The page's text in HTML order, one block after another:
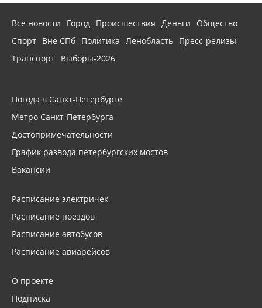
Все новости Город Происшествия Деньги
Общество
Спорт Вне СПб Политика Ленобласть Пресс-релизы
Транспорт Выборы-2026
Погода в Санкт-Петербурге
Метро Санкт-Петербурга
Достопримечательности
График развода петербургских мостов
Вакансии
Расписание электричек
Расписание поездов
Расписание автобусов
Расписание авиарейсов
О проекте
Подписка